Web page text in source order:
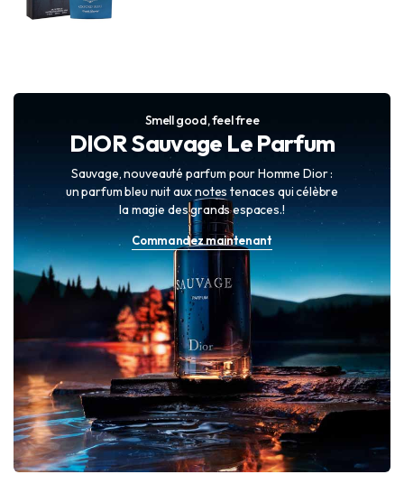
Smell good, feel free
DIOR Sauvage Le Parfum
Sauvage, nouveauté parfum pour Homme Dior :
un parfum bleu nuit aux notes tenaces qui célèbre
la magie des grands espaces.!
Commandez maintenant